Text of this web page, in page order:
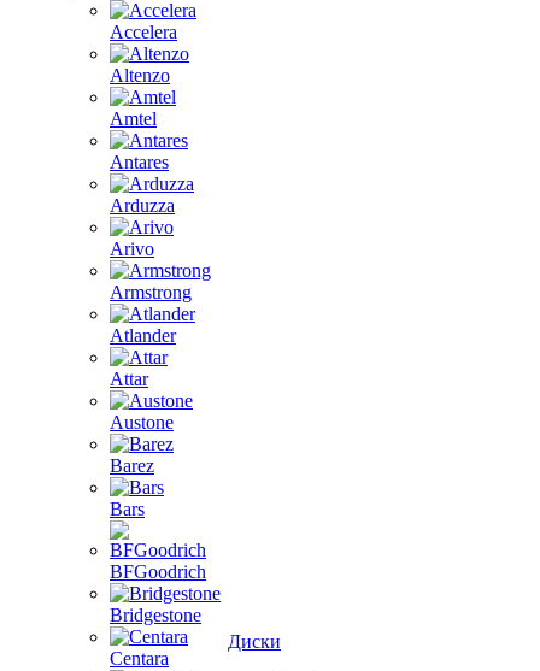
Accelera
Altenzo
Amtel
Antares
Arduzza
Arivo
Armstrong
Atlander
Attar
Austone
Barez
Bars
BFGoodrich
Bridgestone
Centara
Диски